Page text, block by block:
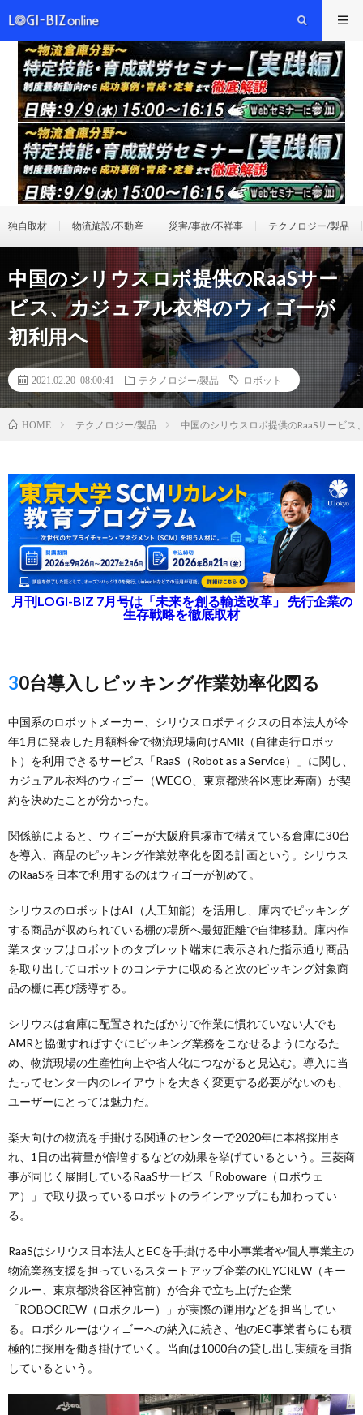
独自取材 物流施設/不動産 災害/事故/不祥事 テクノロジー/製品
中国のシリウスロボ提供のRaaSサー
ビス、カジュアル衣料のウィゴーが
初利用へ
2021.02.20 08:00:41 テクノロジー/製品 ロボット
HOME テクノロジー/製品 中国のシリウスロボ提供のRaaSサービ
月刊LOGI-BIZ 7月号は「未来を創る輸送改革」 先行企業の
生存戦略を徹底取材
30台導入しピッキング作業効率化図る
中国系のロボットメーカー、シリウスロボティクスの日本法人が今
年1月に発表した月額料金で物流現場向けAMR（自律走行ロボッ
ト）を利用できるサービス「RaaS（Robot as a Service）」に関し、
カジュアル衣料のウィゴー（WEGO、東京都渋谷区恵比寿南）が契
約を決めたことが分かった。
関係筋によると、ウィゴーが大阪府貝塚市で構えている倉庫に30台
を導入、商品のピッキング作業効率化を図る計画という。シリウス
のRaaSを日本で利用するのはウィゴーが初めて。
シリウスのロボットはAI（人工知能）を活用し、庫内でピッキング
する商品が収められている棚の場所へ最短距離で自律移動。庫内作
業スタッフはロボットのタブレット端末に表示された指示通り商品
を取り出してロボットのコンテナに収めると次のピッキング対象商
品の棚に再び誘導する。
シリウスは倉庫に配置されたばかりで作業に慣れていない人でも
AMRと協働すればすぐにピッキング業務をこなせるようになるた
め、物流現場の生産性向上や省人化につながると見込む。導入に当
たってセンター内のレイアウトを大きく変更する必要がないのも、
ユーザーにとっては魅力だ。
楽天向けの物流を手掛ける関通のセンターで2020年に本格採用さ
れ、1日の出荷量が倍増するなどの効果を挙げているという。三菱商
事が同じく展開しているRaaSサービス「Roboware（ロボウェ
ア）」で取り扱っているロボットのラインアップにも加わってい
る。
RaaSはシリウス日本法人とECを手掛ける中小事業者や個人事業主の
物流業務支援を担っているスタートアップ企業のKEYCREW（キー
クルー、東京都渋谷区神宮前）が合弁で立ち上げた企業
「ROBOCREW（ロボクルー）」が実際の運用などを担当してい
る。ロボクルーはウィゴーへの納入に続き、他のEC事業者らにも積
極的に採用を働き掛けていく。当面は1000台の貸し出し実績を目指
しているという。